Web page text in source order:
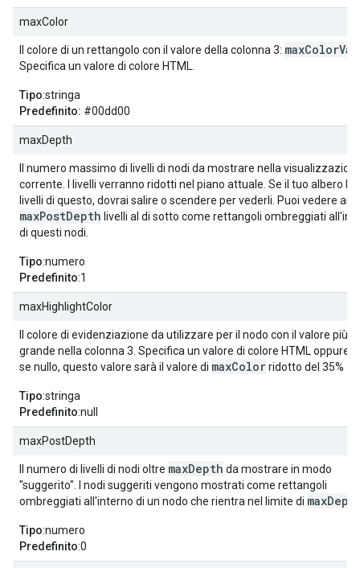
maxColor
Il colore di un rettangolo con il valore della colonna 3:
Specifica un valore di colore HTML.
Tipo:stringa
Predefinito: #00dd00
maxDepth
Il numero massimo di livelli di nodi da mostrare nella
corrente. I livelli verranno ridotti nel piano attuale. Se il tuo albero
livelli di questo, dovrai salire o scendere per vederli. Puoi vedere
maxPostDepth livelli al di sotto come rettangoli ombreggiati
di questi nodi.
Tipo:numero
Predefinito:1
maxHighlightColor
Il colore di evidenziazione da utilizzare per il nodo con il valore più
grande nella colonna 3. Specifica un valore di colore HTML oppure
se nullo, questo valore sarà il valore di maxColorridotto del 35%
Tipo:stringa
Predefinito:null
maxPostDepth
Il numero di livelli di nodi oltre maxDepth da mostrare in modo
"suggerito". I nodi suggeriti vengono mostrati come rettangoli
ombreggiati all'interno di un nodo che rientra nel limite di
Tipo:numero
Predefinito:0